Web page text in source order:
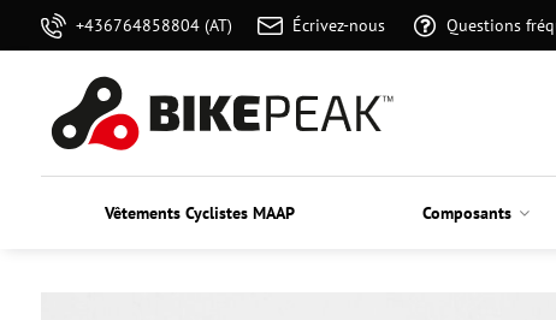
+436764858804 (AT) Écrivez-nous Questions
Vêtements Cyclistes MAAP Composants